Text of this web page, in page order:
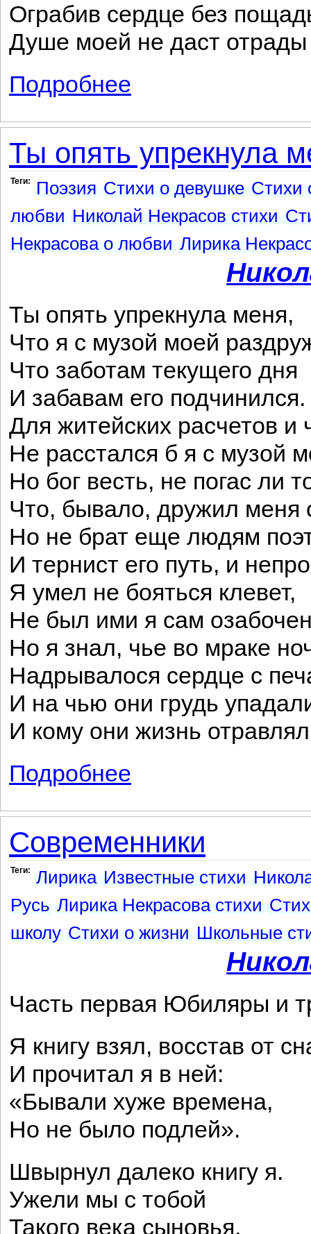
Ограбив сердце без
Душе моей не даст отрады
Подробнее
Ты опять упрекнула
Теги: Поэзия Стихи о девушке Стихи
любви Николай Некрасов стихи
Некрасова о любви Лирика
Ты опять упрекнула меня,
Что я с музой моей
Что заботам текущего дня
И забавам его подчинился.
Для житейских расчетов и
Не расстался б я с музой
Но бог весть, не погас ли
Что, бывало, дружил меня
Но не брат еще людям
И тернист его путь, и
Я умел не бояться клевет,
Не был ими я сам
Но я знал, чье во мраке
Надрывалося сердце с
И на чью они грудь
И кому они жизнь
Подробнее
Современники
Теги: Лирика Известные стихи
Русь Лирика Некрасова стихи
школу Стихи о жизни Школьные
Часть первая Юбиляры и
Я книгу взял, восстав от
И прочитал я в ней:
«Бывали хуже времена,
Но не было подлей».
Швырнул далеко книгу я.
Ужели мы с тобой
Такого века сыновья,